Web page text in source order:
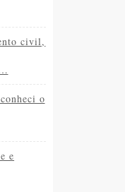
civil,
o
e